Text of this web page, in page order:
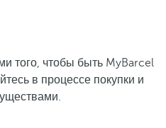
того, чтобы быть MyBarcel
в процессе покупки и